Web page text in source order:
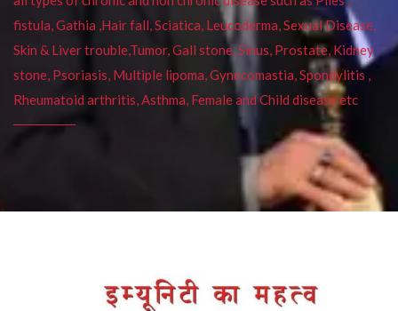
fistula, Gathia ,Hair fall, Sciatica, Leucoderma, Sexual Disease,
Skin & Liver trouble,Tumor, Gall stone, Sinus, Prostate, Kidney
stone, Psoriasis, Multiple lipoma, Gynecomastia, Spondylitis ,
Rheumatoid arthritis, Asthma, Female and Child disease etc